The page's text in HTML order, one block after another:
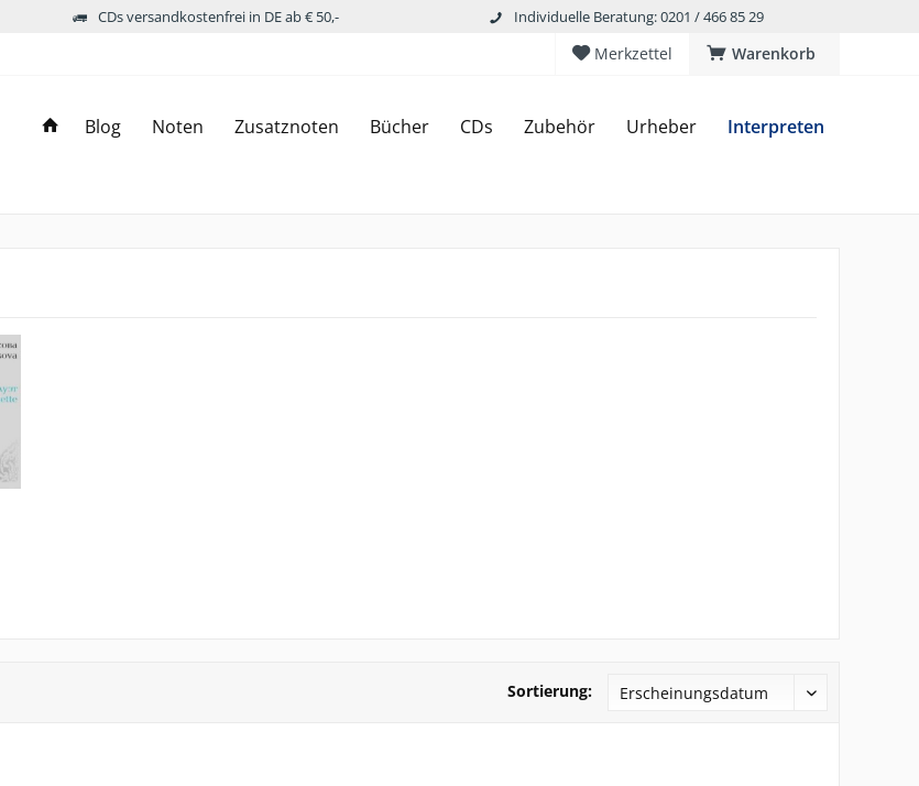
CDs versandkostenfrei in DE ab € 50,- Individuelle Beratung: 0201 / 466 85 29
Warenkorb
Merkzettel
Blog Noten Zusatznoten Bücher CDs Zubehör Urheber Interpreten
Sortierung: